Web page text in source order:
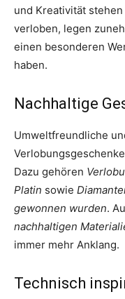
und Kreativität
verloben, legen
einen besonderen
haben.
Nachhaltige
Umweltfreundliche
Dazu gehören
Platin sowie
gewonnen wurden.
nachhaltigen
immer mehr Anklang.
Technisch